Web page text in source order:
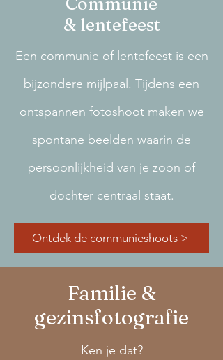
& lentefeest
Een communie of lentefeest is een
bijzondere mijlpaal. Tijdens een
ontspannen fotoshoot maken we
spontane beelden waarin de
persoonlijkheid van je zoon of
dochter centraal staat.
Ontdek de communieshoots >
Familie &
gezinsfotografie
Ken je dat?